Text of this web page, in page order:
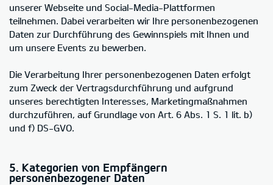
unserer Webseite und Social-Media-Plattformen
teilnehmen. Dabei verarbeiten wir Ihre personenbezogenen
Daten zur Durchführung des Gewinnspiels mit Ihnen und
um unsere Events zu bewerben.
Die Verarbeitung Ihrer personenbezogenen Daten erfolgt
zum Zweck der Vertragsdurchführung und aufgrund
unseres berechtigten Interesses, Marketingmaßnahmen
durchzuführen, auf Grundlage von Art. 6 Abs. 1 S. 1 lit. b)
und f) DS-GVO.
5. Kategorien von Empfängern
personenbezogener Daten